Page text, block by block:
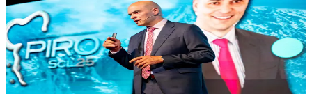
La sociedadal día
Comunicados oficiales, novedades académicas, publicaciones
científicas y actividad gremial. Todo lo que pasa en SPROCh, en un
solo lugar.